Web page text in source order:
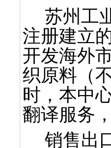
苏州工
注册建立
开发海外
织原料（
时，本中
翻译服务
销售出